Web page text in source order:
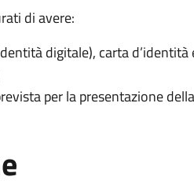
di avere:
digitale), carta
per la presentazione